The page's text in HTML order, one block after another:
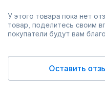
У этого товара пока нет
товар, поделитесь своим
покупатели будут вам
Оставить